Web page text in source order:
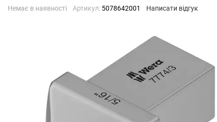
Немає в наявності Артикул: 5078642001 Написати відгук